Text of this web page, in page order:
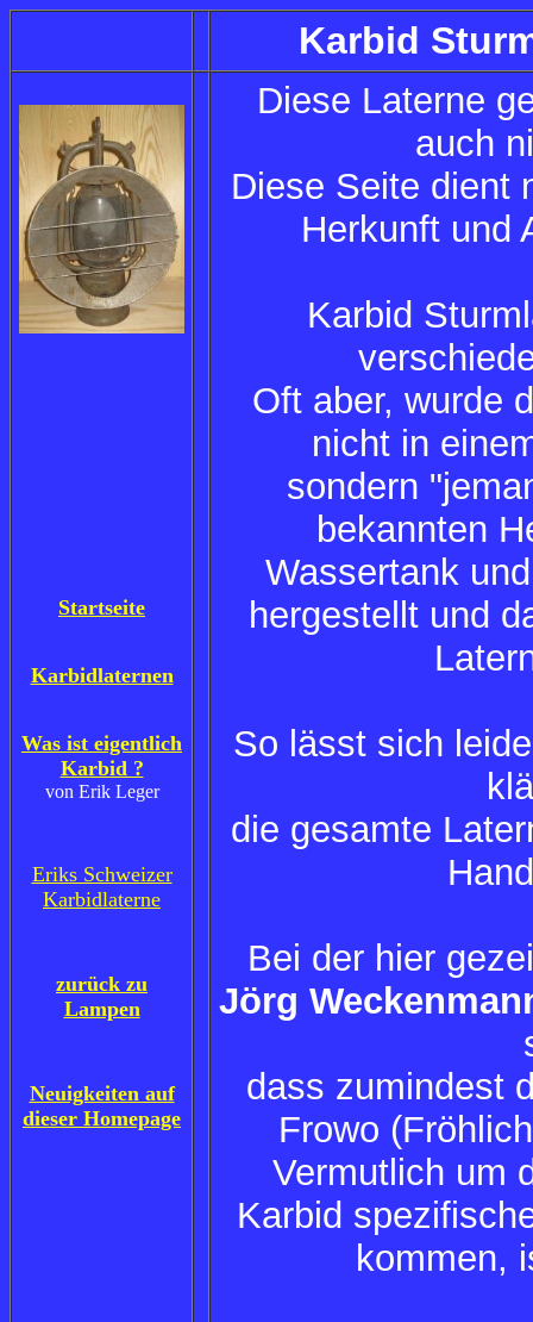
Karbid
Startseite
Karbidlaternen
Was ist eigentlich
Karbid ?
von Erik Leger
Eriks Schweizer
Karbidlaterne
zurück zu
Lampen
Neuigkeiten auf
dieser Homepage
Diese Laterne
auch
Diese Seite dient
Herkunft und
Karbid
Oft aber, wurde
nicht in
sondern
bekannten
Wassertank
hergestellt und
So lässt sich
die gesamte
Bei der hier
Jörg
dass zumindest
Frowo
Vermutlich um
Karbid
kommen,